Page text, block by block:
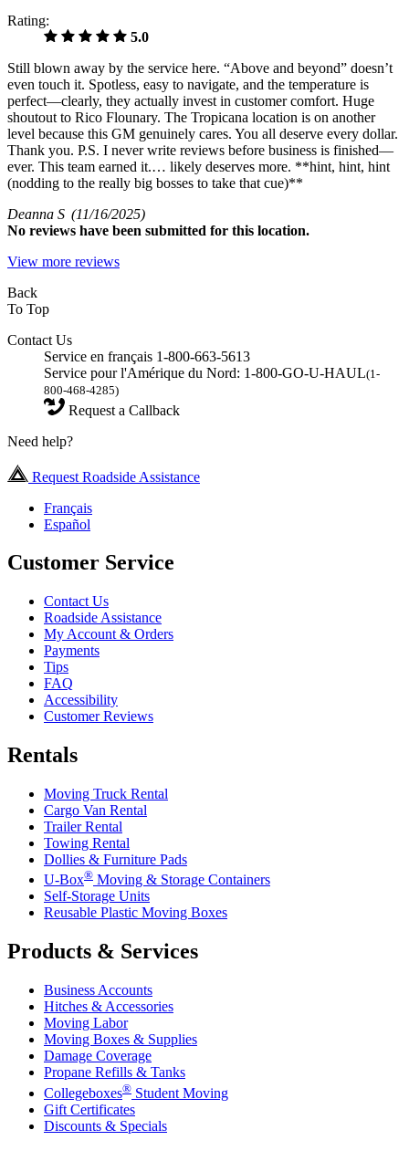
Rating:
5.0
Still blown away by the service here. “Above and beyond” doesn’t
even touch it. Spotless, easy to navigate, and the temperature is
perfect—clearly, they actually invest in customer comfort. Huge
shoutout to Rico Flounary. The Tropicana location is on another
level because this GM genuinely cares. You all deserve every dollar.
Thank you. P.S. I never write reviews before business is finished—
ever. This team earned it.… likely deserves more. **hint, hint, hint
(nodding to the really big bosses to take that cue)**
Deanna S (11/16/2025)
No reviews have been submitted for this location.
View more reviews
Back
To Top
Contact Us
Service en français 1-800-663-5613
Service pour l'Amérique du Nord: 1-800-GO-U-HAUL(1-
800-468-4285)
Request a Callback
Need help?
Request Roadside Assistance
Français
Español
Customer Service
Contact Us
Roadside Assistance
My Account & Orders
Payments
Tips
FAQ
Accessibility
Customer Reviews
Rentals
Moving Truck Rental
Cargo Van Rental
Trailer Rental
Towing Rental
Dollies & Furniture Pads
U-Box® Moving & Storage Containers
Self-Storage Units
Reusable Plastic Moving Boxes
Products & Services
Business Accounts
Hitches & Accessories
Moving Labor
Moving Boxes & Supplies
Damage Coverage
Propane Refills & Tanks
Collegeboxes® Student Moving
Gift Certificates
Discounts & Specials